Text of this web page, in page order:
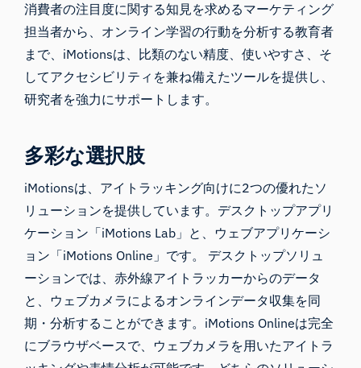
消費者の注目度に関する知見を求めるマーケティング
担当者から、オンライン学習の行動を分析する教育者
まで、iMotionsは、比類のない精度、使いやすさ、そ
してアクセシビリティを兼ね備えたツールを提供し、
研究者を強力にサポートします。
多彩な選択肢
iMotionsは、アイトラッキング向けに2つの優れたソ
リューションを提供しています。 デスクトップアプリ
ケーション 「iMotions Lab 」と、 ウェブアプリケーシ
ョン「iMotions Online」です。 デスクトップソリュ
ーションでは、赤外線アイトラッカーからのデータ
と、ウェブカメラによるオンラインデータ収集を同
期・分析することができます。iMotions Onlineは完全
にブラウザベースで、ウェブカメラを用いたアイトラ